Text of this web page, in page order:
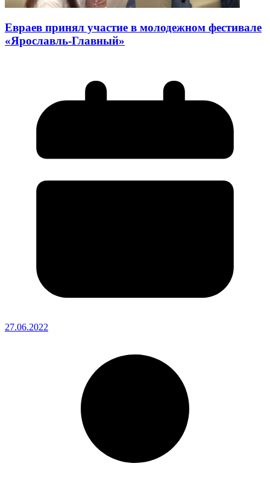
Евраев принял участие в молодежном фестивале
«Ярославль-Главный»
27.06.2022